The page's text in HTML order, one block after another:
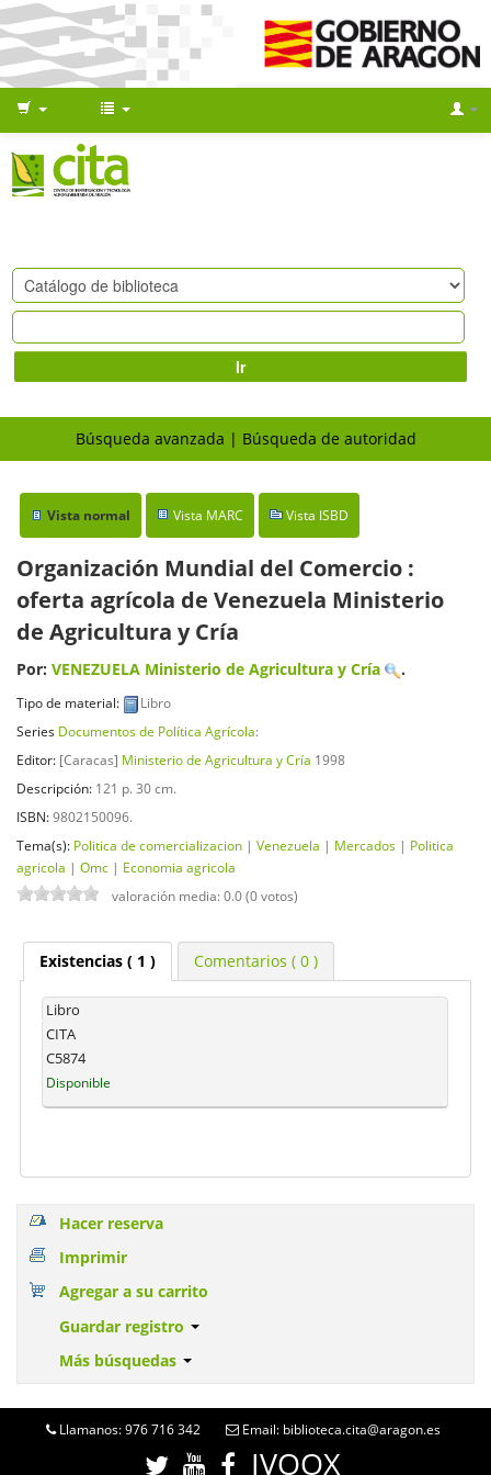
Ir
Búsqueda avanzada Búsqueda de autoridad
Vista normal Vista MARC Vista ISBD
Organización Mundial del Comercio :
oferta agrícola de Venezuela Ministerio
de Agricultura y Cría
Por: VENEZUELA Ministerio de Agricultura y Cría .
Tipo de material:
Libro
Series Documentos de Política Agrícola:
Editor: [Caracas] Ministerio de Agricultura y Cría 1998
Descripción: 121 p. 30 cm.
ISBN:9802150096.
Tema(s): Politica de comercializacion | Venezuela | Mercados | Politica
agricola | Omc | Economia agricola
valoración media: 0.0 (0 votos)
Existencias( 1 ) Comentarios ( 0 )
Libro
CITA
C5874
Disponible
Hacer reserva
Imprimir
Agregar a su carrito
Guardar registro
Más búsquedas
Llamanos: 976 716 342 Email: biblioteca.cita@aragon.es
IVOOX